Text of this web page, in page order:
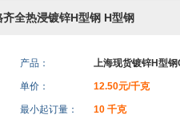
全热浸镀锌H型钢 H型钢
产品： 上海现货镀锌H型
单价： 12.50元/千克
最小起订量： 10 千克